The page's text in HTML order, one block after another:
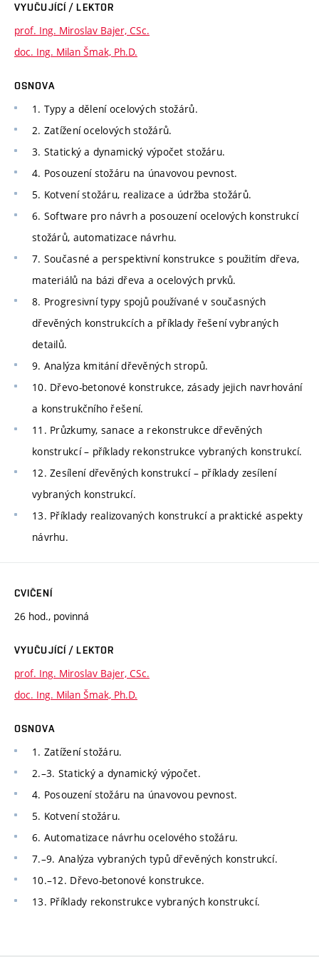
VYUČUJÍCÍ / LEKTOR
prof. Ing. Miroslav Bajer, CSc.
doc. Ing. Milan Šmak, Ph.D.
OSNOVA
1. Typy a dělení ocelových stožárů.
2. Zatížení ocelových stožárů.
3. Statický a dynamický výpočet stožáru.
4. Posouzení stožáru na únavovou pevnost.
5. Kotvení stožáru, realizace a údržba stožárů.
6. Software pro návrh a posouzení ocelových konstrukcí
stožárů, automatizace návrhu.
7. Současné a perspektivní konstrukce s použitím dřeva,
materiálů na bázi dřeva a ocelových prvků.
8. Progresivní typy spojů používané v současných
dřevěných konstrukcích a příklady řešení vybraných
detailů.
9. Analýza kmitání dřevěných stropů.
10. Dřevo-betonové konstrukce, zásady jejich navrhování
a konstrukčního řešení.
11. Průzkumy, sanace a rekonstrukce dřevěných
konstrukcí – příklady rekonstrukce vybraných konstrukcí.
12. Zesílení dřevěných konstrukcí – příklady zesílení
vybraných konstrukcí.
13. Příklady realizovaných konstrukcí a praktické aspekty
návrhu.
CVIČENÍ
26 hod., povinná
VYUČUJÍCÍ / LEKTOR
prof. Ing. Miroslav Bajer, CSc.
doc. Ing. Milan Šmak, Ph.D.
OSNOVA
1. Zatížení stožáru.
2.–3. Statický a dynamický výpočet.
4. Posouzení stožáru na únavovou pevnost.
5. Kotvení stožáru.
6. Automatizace návrhu ocelového stožáru.
7.–9. Analýza vybraných typů dřevěných konstrukcí.
10.–12. Dřevo-betonové konstrukce.
13. Příklady rekonstrukce vybraných konstrukcí.